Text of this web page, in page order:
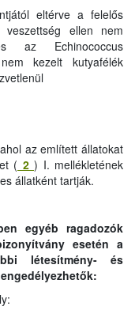
eltérve a felelős
veszettség ellen nem
az Echinococcus
kezelt kutyafélék
az említett állatokat
( 2 ) I. mellékletének
állatként tartják.
egyéb ragadozók
esetén a
létesítmény- és